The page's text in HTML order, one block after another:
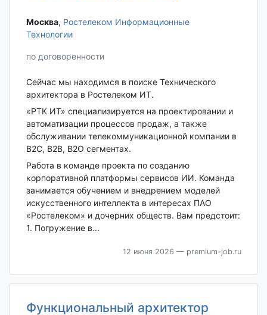
Москва‎, Ростелеком Информационные
Технологии
по договоренности
Сейчас мы находимся в поиске Технического
архитектора в Ростелеком ИТ.
«РТК ИТ» специализируется на проектировании и
автоматизации процессов продаж, а также
обслуживании телекоммуникационной компании в
В2С, В2В, B2O сегментах.
Работа в команде проекта по созданию
корпоративной платформы сервисов ИИ. Команда
занимается обучением и внедрением моделей
искусственного интеллекта в интересах ПАО
«Ростелеком» и дочерних обществ. Вам предстоит:
1. Погружение в...
12 июня 2026 — premium-job.ru
Функциональный архитектор